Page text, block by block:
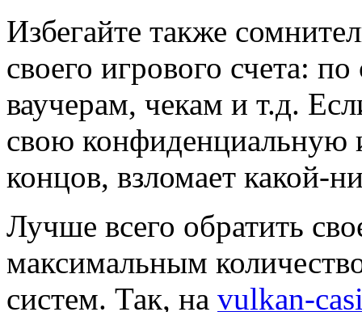
Избегайте также
своего игрового счета:
ваучерам, чекам и т.д.
свою конфиденциальную
концов, взломает какой-
Лучше всего обратить
максимальным
систем. Так, на vulkan-